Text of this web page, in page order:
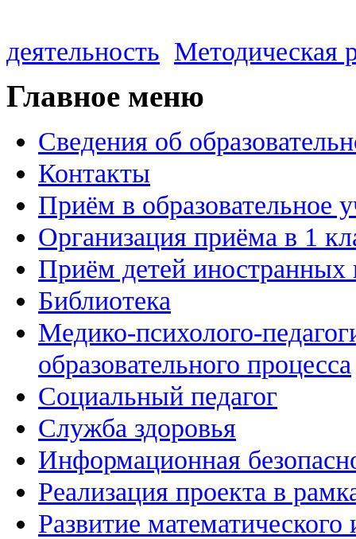
деятельность Методическая
Главное меню
Сведения об
Контакты
Приём в образовательное
Организация приёма в 1
Приём детей иностранных
Библиотека
Медико-психолого-
образовательного процесса
Социальный педагог
Служба здоровья
Информационная
Реализация проекта в
Развитие